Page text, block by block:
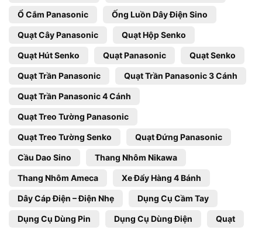
Ổ Cắm Panasonic Ống Luồn Dây Điện Sino
Quạt Cây Panasonic Quạt Hộp Senko
Quạt Hút Senko Quạt Panasonic Quạt Senko
Quạt Trần Panasonic Quạt Trần Panasonic 3 Cánh
Quạt Trần Panasonic 4 Cánh
Quạt Treo Tường Panasonic
Quạt Treo Tường Senko Quạt Đứng Panasonic
Cầu Dao Sino Thang Nhôm Nikawa
Thang Nhôm Ameca Xe Đẩy Hàng 4 Bánh
Dây Cáp Điện – Điện Nhẹ Dụng Cụ Cầm Tay
Dụng Cụ Dùng Pin Dụng Cụ Dùng Điện Quạt